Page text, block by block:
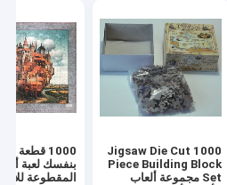
Jigsaw Die Cut 1000
Piece Building Block
Set مجموعة ألعاب
1000 قطعة
بنفسك لعبة
المقطوعة